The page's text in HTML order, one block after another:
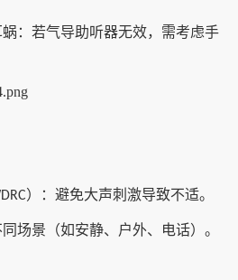
：若气导助听器无效，需考虑手
）：避免大声刺激导致不适。
场景（如安静、户外、电话）。